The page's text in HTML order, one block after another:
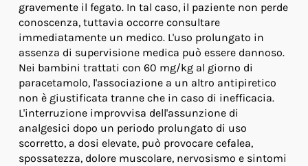
gravemente il fegato. In tal caso, il paziente non perde
conoscenza, tuttavia occorre consultare
immediatamente un medico. L'uso prolungato in
assenza di supervisione medica può essere dannoso.
Nei bambini trattati con 60 mg/kg al giorno di
paracetamolo, l'associazione a un altro antipiretico
non è giustificata tranne che in caso di inefficacia.
L'interruzione improvvisa dell'assunzione di
analgesici dopo un periodo prolungato di uso
scorretto, a dosi elevate, può provocare cefalea,
spossatezza, dolore muscolare, nervosismo e sintomi